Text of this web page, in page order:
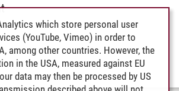
which store personal user
(YouTube, Vimeo) in order to
among other countries. However, the
in the USA, measured against EU
data may then be processed by US